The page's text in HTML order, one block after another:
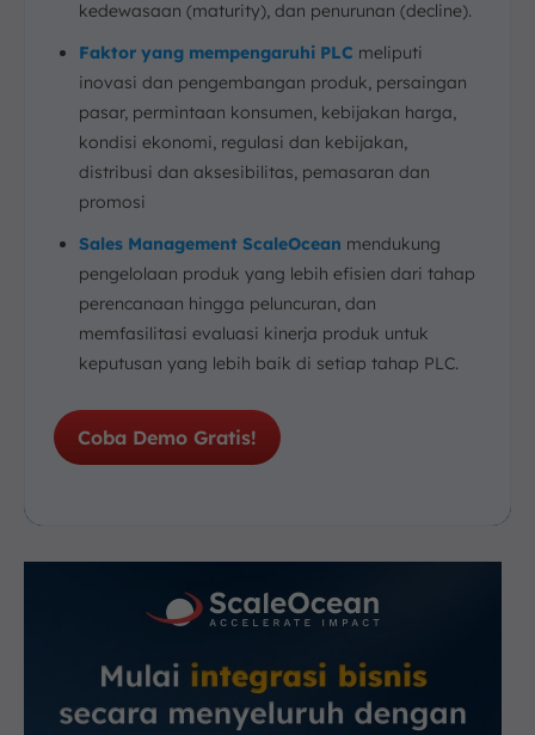
kedewasaan (maturity), dan penurunan (decline).
Faktor yang mempengaruhi PLC meliputi
inovasi dan pengembangan produk, persaingan
pasar, permintaan konsumen, kebijakan harga,
kondisi ekonomi, regulasi dan kebijakan,
distribusi dan aksesibilitas, pemasaran dan
promosi
Sales Management ScaleOcean mendukung
pengelolaan produk yang lebih efisien dari tahap
perencanaan hingga peluncuran, dan
memfasilitasi evaluasi kinerja produk untuk
keputusan yang lebih baik di setiap tahap PLC.
Coba Demo Gratis!